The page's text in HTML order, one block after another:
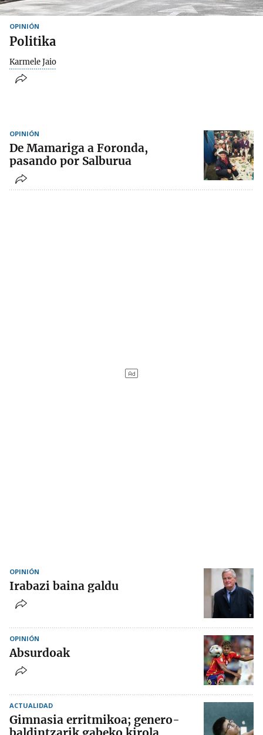
OPINIÓN
Politika
Karmele Jaio
OPINIÓN
De Mamariga a Foronda,
pasando por Salburua
OPINIÓN
Irabazi baina galdu
OPINIÓN
Absurdoak
ACTUALIDAD
Gimnasia erritmikoa; genero-